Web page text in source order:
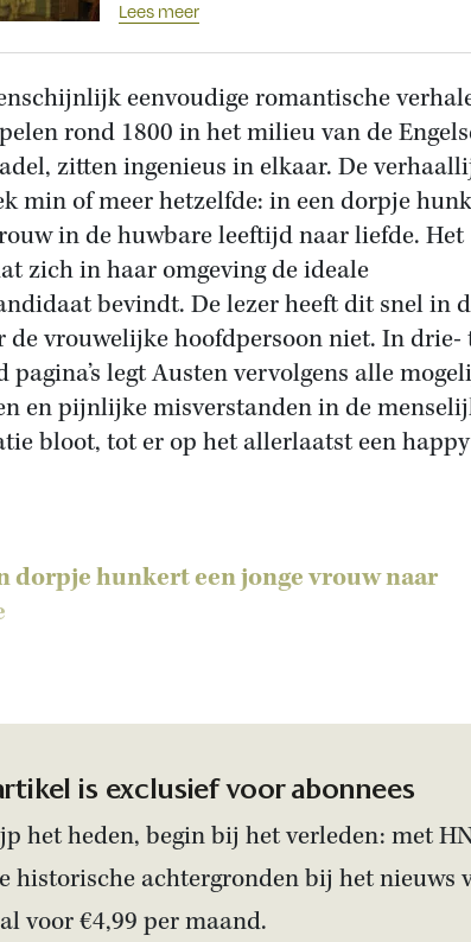
Lees meer
eenvoudige romantische
rond 1800 in het milieu van de
zitten ingenieus in elkaar. De
min of meer hetzelfde: in een dorpje
in de huwbare leeftijd naar liefde. Het
zich in haar omgeving de ideale
bevindt. De lezer heeft dit snel in
de vrouwelijke hoofdpersoon niet. In drie-
pagina’s legt Austen vervolgens alle
en pijnlijke misverstanden in de
bloot, tot er op het allerlaatst een
dorpje hunkert een jonge vrouw naar
is exclusief voor abonnees
het heden, begin bij het verleden: met
historische achtergronden bij het nieuws
voor €4,99 per maand.